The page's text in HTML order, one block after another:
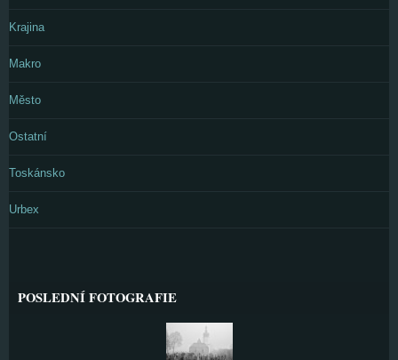
Krajina
Makro
Město
Ostatní
Toskánsko
Urbex
POSLEDNÍ FOTOGRAFIE